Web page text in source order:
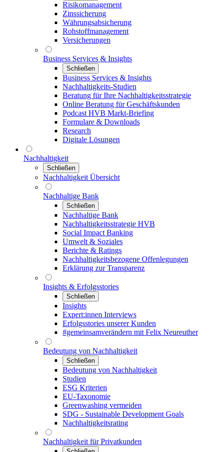
Risikomanagement
Zinssicherung
Währungsabsicherung
Rohstoffmanagement
Versicherungen
Business Services & Insights
Schließen
Business Services & Insights
Nachhaltigkeits-Studien
Beratung für Ihre Nachhaltigkeitsstrategie
Online Beratung für Geschäftskunden
Podcast HVB Markt-Briefing
Formulare & Downloads
Research
Digitale Lösungen
Nachhaltigkeit
Schließen
Nachhaltigkeit Übersicht
Nachhaltige Bank
Schließen
Nachhaltige Bank
Nachhaltigkeitsstrategie HVB
Social Impact Banking
Umwelt & Soziales
Berichte & Ratings
Nachhaltigkeitsbezogene Offenlegungen
Erklärung zur Transparenz
Insights & Erfolgsstories
Schließen
Insights
Expert:innen Interviews
Erfolgsstories unserer Kunden
#gemeinsamverändern mit Felix Neureuther
Bedeutung von Nachhaltigkeit
Schließen
Bedeutung von Nachhaltigkeit
Studien
ESG Kriterien
EU-Taxonomie
Greenwashing vermeiden
SDG - Sustainable Development Goals
Nachhaltigkeitsrating
Nachhaltigkeit für Privatkunden